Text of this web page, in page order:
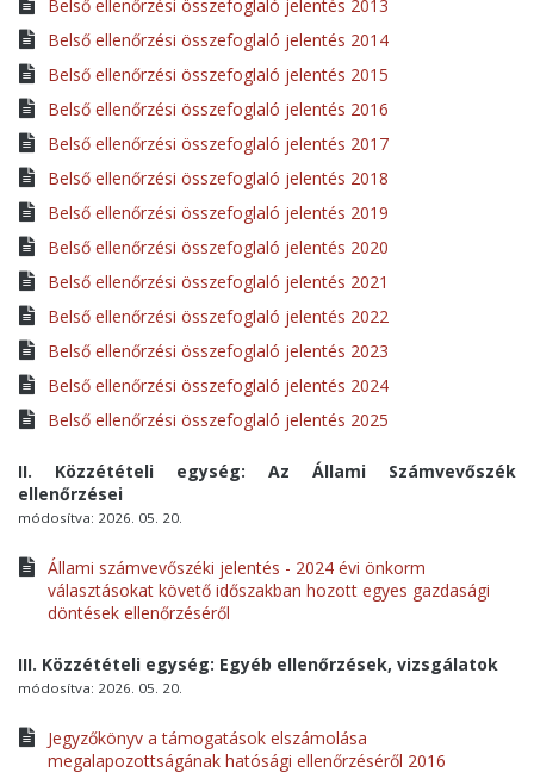
Belső ellenőrzési összefoglaló jelentés 2013
Belső ellenőrzési összefoglaló jelentés 2014
Belső ellenőrzési összefoglaló jelentés 2015
Belső ellenőrzési összefoglaló jelentés 2016
Belső ellenőrzési összefoglaló jelentés 2017
Belső ellenőrzési összefoglaló jelentés 2018
Belső ellenőrzési összefoglaló jelentés 2019
Belső ellenőrzési összefoglaló jelentés 2020
Belső ellenőrzési összefoglaló jelentés 2021
Belső ellenőrzési összefoglaló jelentés 2022
Belső ellenőrzési összefoglaló jelentés 2023
Belső ellenőrzési összefoglaló jelentés 2024
Belső ellenőrzési összefoglaló jelentés 2025
II. Közzétételi egység: Az Állami Számvevőszék
ellenőrzései
módosítva: 2026. 05. 20.
Állami számvevőszéki jelentés - 2024 évi önkorm
választásokat követő időszakban hozott egyes gazdasági
döntések ellenőrzéséről
III. Közzétételi egység: Egyéb ellenőrzések, vizsgálatok
módosítva: 2026. 05. 20.
Jegyzőkönyv a támogatások elszámolása
megalapozottságának hatósági ellenőrzéséről 2016